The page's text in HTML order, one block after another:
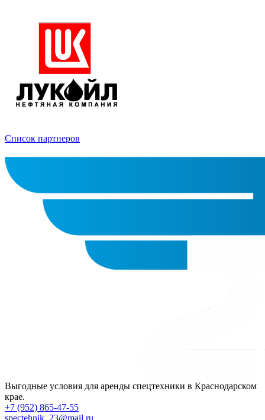
Список партнеров
Выгодные условия для аренды спецтехники в Краснодарском
крае.
+7 (952) 865-47-55
spectehnik_23@mail.ru